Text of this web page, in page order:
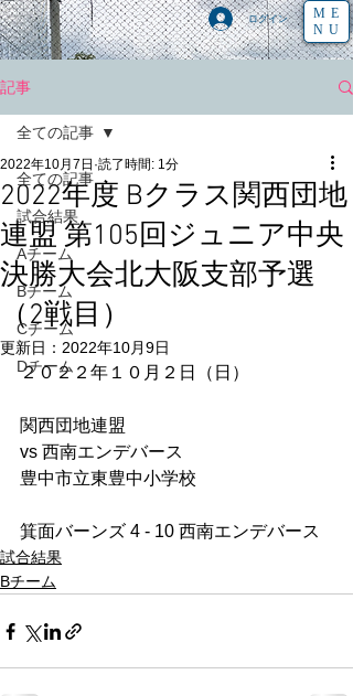
ログイン
ME
NU
記事
全ての記事
試合結果
Aチーム
Bチーム
Cチーム
Dチーム
全ての記事
2022年度 Bクラス関西団地
連盟 第105回ジュニア中央
決勝大会北大阪支部予選
（2戦目）
2022年10月7日 読了時間: 1分
更新日： 2022年10月9日
２０２２年１０月２日（日）
関西団地連盟
vs 西南エンデバース
豊中市立東豊中小学校
箕面バーンズ 4 - 10 西南エンデバース
試合結果
Bチーム